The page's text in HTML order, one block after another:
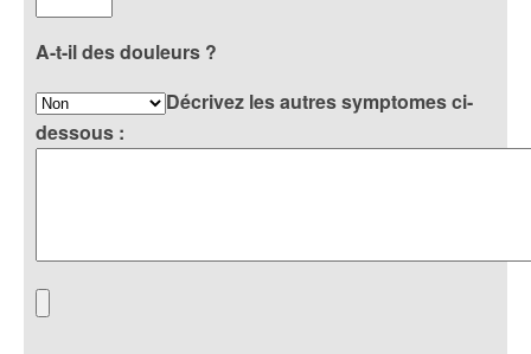
A-t-il des douleurs ?
Décrivez les autres symptomes ci-
dessous :